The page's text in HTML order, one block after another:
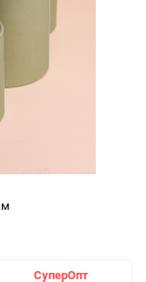
СуперОпт